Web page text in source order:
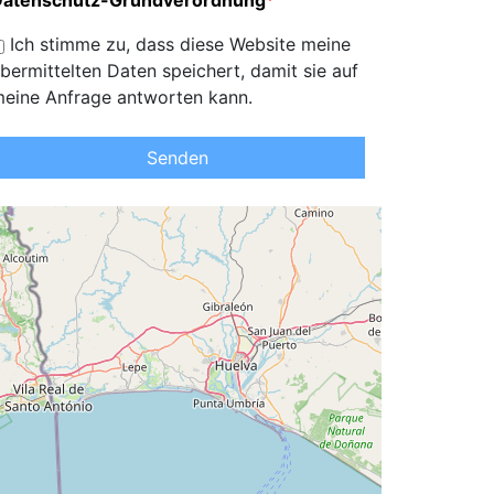
Ich stimme zu, dass diese Website meine
Daten speichert, damit sie auf
Anfrage antworten kann.
Senden